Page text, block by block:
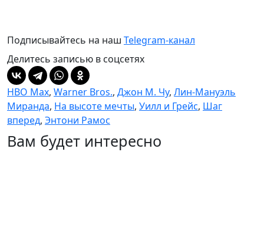
Подписывайтесь на наш Telegram-канал
Делитесь записью в соцсетях
HBO Max, Warner Bros., Джон М. Чу, Лин-Мануэль
Миранда, На высоте мечты, Уилл и Грейс, Шаг
вперед, Энтони Рамос
Вам будет интересно